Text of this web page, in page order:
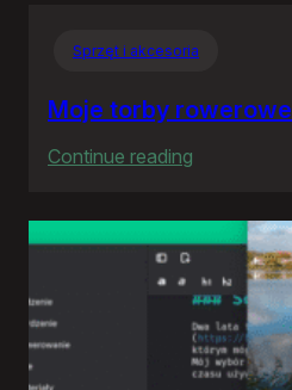
Sprzęt i akcesoria
Moje torby rowerowe
Continue reading
torby
rowerowe